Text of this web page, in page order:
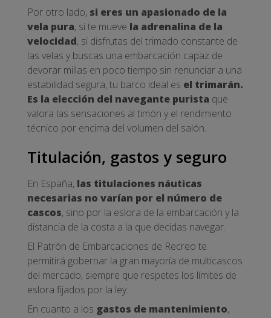
Por otro lado, si eres un apasionado de la
vela pura, si te mueve la adrenalina de la
velocidad, si disfrutas del trimado constante de
las velas y buscas una embarcación capaz de
devorar millas en poco tiempo sin renunciar a una
estabilidad segura, tu barco ideal es el trimarán.
Es la elección del navegante purista que
valora las sensaciones al timón y el rendimiento
técnico por encima del volumen del salón.
Titulación, gastos y seguro
En España, las titulaciones náuticas
necesarias no varían por el número de
cascos, sino por la eslora de la embarcación y la
distancia de la costa a la que decidas navegar.
El Patrón de Embarcaciones de Recreo te
permitirá gobernar la gran mayoría de multicascos
del mercado, siempre que respetes los límites de
eslora fijados por la ley.
En cuanto a los gastos de mantenimiento,